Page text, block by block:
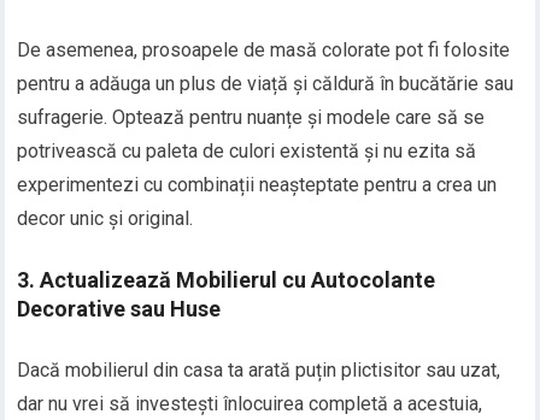
De asemenea, prosoapele de masă colorate pot fi folosite
pentru a adăuga un plus de viață și căldură în bucătărie sau
sufragerie. Optează pentru nuanțe și modele care să se
potrivească cu paleta de culori existentă și nu ezita să
experimentezi cu combinații neașteptate pentru a crea un
decor unic și original.
3. Actualizează Mobilierul cu Autocolante
Decorative sau Huse
Dacă mobilierul din casa ta arată puțin plictisitor sau uzat,
dar nu vrei să investești înlocuirea completă a acestuia,